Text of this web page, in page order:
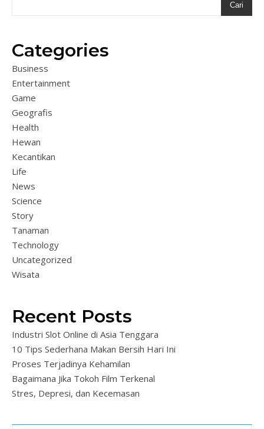
Cari
Categories
Business
Entertainment
Game
Geografis
Health
Hewan
Kecantikan
Life
News
Science
Story
Tanaman
Technology
Uncategorized
Wisata
Recent Posts
Industri Slot Online di Asia Tenggara
10 Tips Sederhana Makan Bersih Hari Ini
Proses Terjadinya Kehamilan
Bagaimana Jika Tokoh Film Terkenal
Stres, Depresi, dan Kecemasan